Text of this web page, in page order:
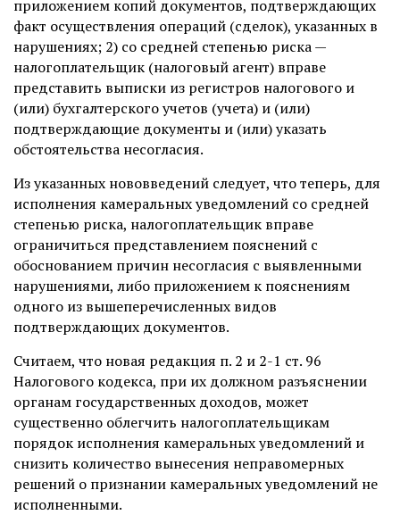
приложением копий документов, подтверждающих
факт осуществления операций (сделок), указанных в
нарушениях; 2) со средней степенью риска —
налогоплательщик (налоговый агент) вправе
представить выписки из регистров налогового и
(или) бухгалтерского учетов (учета) и (или)
подтверждающие документы и (или) указать
обстоятельства несогласия.
Из указанных нововведений следует, что теперь, для
исполнения камеральных уведомлений со средней
степенью риска, налогоплательщик вправе
ограничиться представлением пояснений с
обоснованием причин несогласия с выявленными
нарушениями, либо приложением к пояснениям
одного из вышеперечисленных видов
подтверждающих документов.
Считаем, что новая редакция п. 2 и 2-1 ст. 96
Налогового кодекса, при их должном разъяснении
органам государственных доходов, может
существенно облегчить налогоплательщикам
порядок исполнения камеральных уведомлений и
снизить количество вынесения неправомерных
решений о признании камеральных уведомлений не
исполненными.